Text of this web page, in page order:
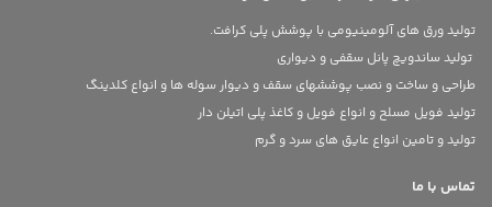
تولید ورق های آلومینیومی با پوشش پلی کرافت.
تولید ساندویچ پانل سقفی و دیواری
طراحی و ساخت و نصب پوششهای سقف و دیوار سوله ها و انواع کلدینگ
تولید فویل مسلح و انواع فویل و کاغذ پلی اتیلن دار
تولید و تامین انواع عایق های سرد و گرم
تماس با ما